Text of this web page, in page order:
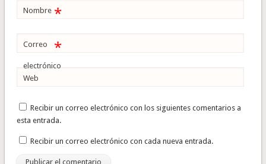
Nombre *
Correo
electrónico
*
Web
Recibir un correo electrónico con los siguientes comentarios a
esta entrada.
Recibir un correo electrónico con cada nueva entrada.